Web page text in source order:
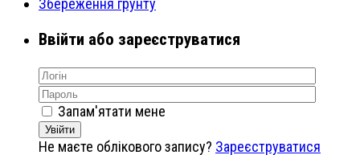
Збереження грунту
Ввійти або зареєструватися
Запам'ятати мене
Увійти
Не маєте облікового запису? Зареєструватися